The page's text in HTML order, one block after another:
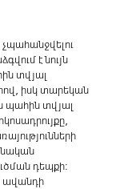
է նույն
տվյալ
իսկ տարեկան
պահին տվյալ
դեպքի:
ավանդի